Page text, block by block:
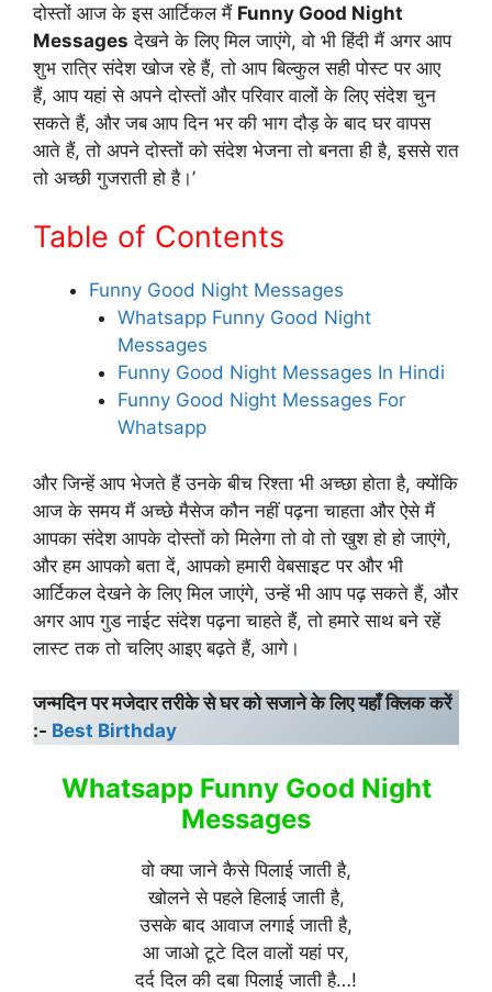
दोस्तों आज के इस आर्टिकल मैं Funny Good Night
Messages देखने के लिए मिल जाएंगे, वो भी हिंदी मैं अगर आप
शुभ रात्रि संदेश खोज रहे हैं, तो आप बिल्कुल सही पोस्ट पर आए
हैं, आप यहां से अपने दोस्तों और परिवार वालों के लिए संदेश चुन
सकते हैं, और जब आप दिन भर की भाग दौड़ के बाद घर वापस
आते हैं, तो अपने दोस्तों को संदेश भेजना तो बनता ही है, इससे रात
तो अच्छी गुजराती हो है।’
Table of Contents
Funny Good Night Messages
Whatsapp Funny Good Night
Messages
Funny Good Night Messages In Hindi
Funny Good Night Messages For
Whatsapp
और जिन्हें आप भेजते हैं उनके बीच रिश्ता भी अच्छा होता है, क्योंकि
आज के समय मैं अच्छे मैसेज कौन नहीं पढ़ना चाहता और ऐसे मैं
आपका संदेश आपके दोस्तों को मिलेगा तो वो तो खुश हो हो जाएंगे,
और हम आपको बता दें, आपको हमारी वेबसाइट पर और भी
आर्टिकल देखने के लिए मिल जाएंगे, उन्हें भी आप पढ़ सकते हैं, और
अगर आप गुड नाईट संदेश पढ़ना चाहते हैं, तो हमारे साथ बने रहें
लास्ट तक तो चलिए आइए बढ़ते हैं, आगे।
जन्मदिन पर मजेदार तरीके से घर को सजाने के लिए यहाँ क्लिक करें
:- Best Birthday
Whatsapp Funny Good Night
Messages
वो क्या जाने कैसे पिलाई जाती है,
खोलने से पहले हिलाई जाती है,
उसके बाद आवाज लगाई जाती है,
आ जाओ टूटे दिल वालों यहां पर,
दर्द दिल की दबा पिलाई जाती है…!